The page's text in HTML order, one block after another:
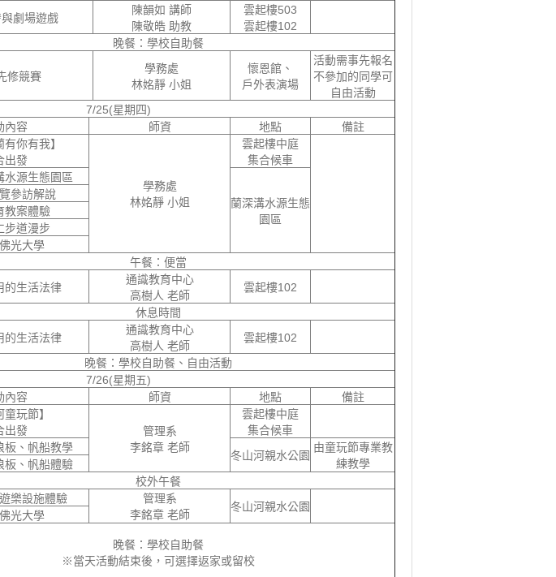
劇場遊戲
陳韻如 講師
陳敬皓 助教
雲起樓503
雲起樓102
晚餐：學校自助餐
修競賽
學務處
林姳靜 小姐
懷恩館、
戶外表演場
活動需事先報名
不參加的同學可
自由活動
7/25(星期四)
內容 師資 地點
備註
有你有我】
出發
學務處
林姳靜 小姐
雲起樓中庭
集合候車
水源生態園區
蘭深溝水源生態
園區
參訪解說
教案體驗
步道漫步
光大學
午餐：便當
的生活法律
通識教育中心
高樹人 老師
雲起樓102
休息時間
的生活法律
通識教育中心
高樹人 老師
雲起樓102
晚餐：學校自助餐、自由活動
7/26(星期五)
內容 師資 地點
備註
童玩節】
出發
管理系
李銘章 老師
雲起樓中庭
集合候車
板、帆船教學
冬山河親水公園
由童玩節專業教
練教學
板、帆船體驗
校外午餐
樂設施體驗
管理系
李銘章 老師
冬山河親水公園
光大學
晚餐：學校自助餐
※當天活動結束後，可選擇返家或留校